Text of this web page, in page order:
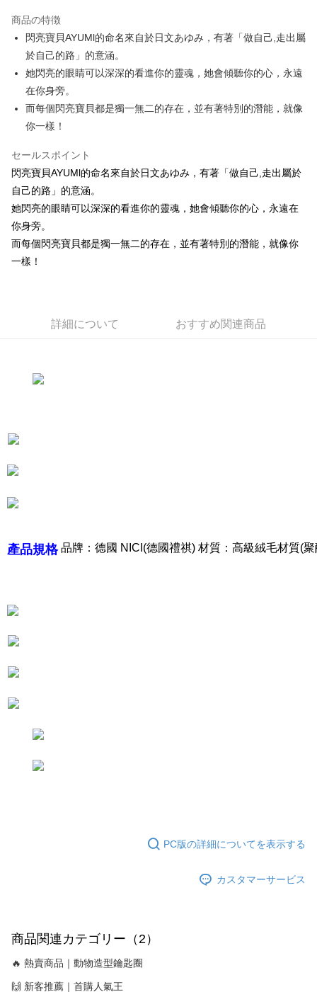
Apple Pay
JKOPAY
Easy Wallet
AFTEE代金後払い
説明
1.お支払い方法でAFTEE代金後払いを選択すると、携帯電話認証ウィンド
ウが表示されます。
3.注文するときのお支払いは不要です。商品はご指定の住所に配送されま
す。
4.ご注文が完了すると、携帯に支払い通知のSMSが届きます。アプリ会員
の場合は、AFTEE アプリプッシュ通知が届きます。
5.商品受け取り時のお支払いは不要です。商品を確かめてから、SMSまた
はアプリの通知に従って、4大コンビニ、またはATM/オンラインバンキン
まで延長できます。
を延長できますが、商品を期限内に受け取れない場合があります（例：予
約商品や商品到着日が比較的遅い商品）。そのため、商品到着の有無に関
1.初回 AFTEEを ご利用の際に、認証結果及び当社の審査の結果に基づ
3.現在、台湾の会員のみご利用いただけます。
三、利用規約「AFTEE代金後払い」（以下当サービスという）はネットプ
の氏名、電話番号、受取人の氏名、電話番号、受取人住所を含むがこれに
限らない）は、AFTEEに渡され当サービスで必要な範囲内で利用されま
AFTEEの初回ご利用の際に、審査を通過すれば、最高額がNT$10,000にな
納金が加算されます。未成年の利用者は、事前に法定代理人または後見人
個人情報の処理、利用について疑問がある、または関連する法律の権利を
にご連絡ください。上記に示した個人情報を、必要な購入注文書とあわせ
理、利用を許可することににご同意いただけない場合は、当サービスを選
ATM払い
配送方法
全家付款取貨
配送毎にNT$100、NT$490以上で送料無料
7-11付款取貨
配送毎にNT$100、NT$990以上で送料無料
商品の特徴
閃亮寶貝AYUMl的命名來自於日文あゆみ，有著「做自己,走出屬
於自己的路」的意涵。
她閃亮的眼睛可以深深的看進你的靈魂，她會傾聽你的心，永遠
在你身旁。
而每個閃亮寶貝都是獨一無二的存在，並有著特別的潛能，就像
你一樣！
セールスポイント
閃亮寶貝AYUMl的命名來自於日文あゆみ，有著「做自己,走出屬於
自己的路」的意涵。
她閃亮的眼睛可以深深的看進你的靈魂，她會傾聽你的心，永遠在
你身旁。
而每個閃亮寶貝都是獨一無二的存在，並有著特別的潛能，就像你
一樣！
詳細について おすすめ関連商品
產品規格 品牌：德國 NICI(德國禮祺) 材質：高級絨毛材質(
PC版の詳細についてを表示する
カスタマーサービス
商品関連カテゴリー（2）
🔥 熱賣商品｜動物造型鑰匙圈
🙌 新客推薦｜首購人氣王